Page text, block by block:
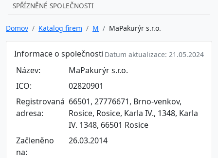
SPŘÍZNĚNÉ SPOLEČNOSTI
Domov Katalog firem M MaPakurýr s.r.o.
Informace o společnosti Datum aktualizace: 21.05.2024
Název:
MaPakurýr s.r.o.
ICO:
02820901
Registrovaná
adresa:
66501, 27776671, Brno-venkov,
Rosice, Rosice, Karla IV., 1348, Karla
IV. 1348, 66501 Rosice
Začleněno
na:
26.03.2014